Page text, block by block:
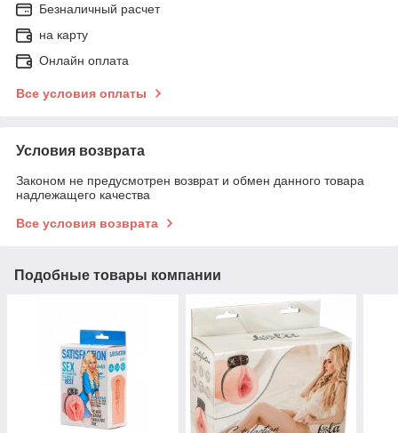
Безналичный расчет
на карту
Онлайн оплата
Все условия оплаты
Условия возврата
Законом не предусмотрен возврат и обмен данного товара
надлежащего качества
Все условия возврата
Подобные товары компании